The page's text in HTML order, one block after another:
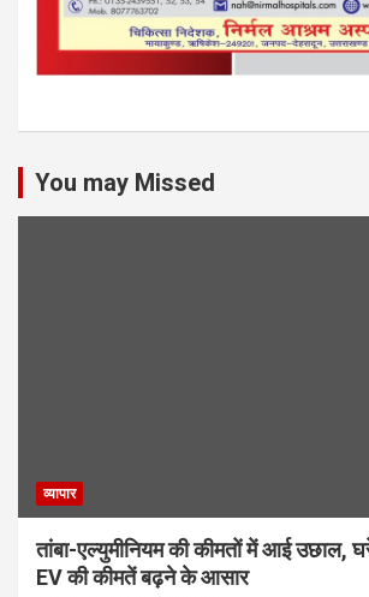
You may Missed
व्यापार
तांबा-एल्युमीनियम की कीमतों में आई उछाल,
EV की कीमतें बढ़ने के आसार